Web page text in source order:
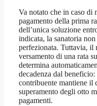
Va notato che in caso di
pagamento della prima
dell’unica soluzione
indicata, la sanatoria
perfezionata. Tuttavia, il
versamento di una rata
determina
decadenza dal beneficio:
contribuente mantiene il
superamento degli otto
pagamenti.